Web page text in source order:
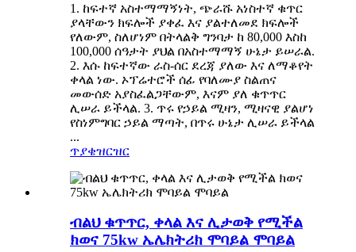
1. ከፍተኛ አስተማማኝነት, ጭራሹ አነስተኛ ቁጥር
ያላቸውን ክፍሎች ያቀፈ እና ያልተለመደ ክፍሎች
የለውም, ስለሆነም በትላልቅ ግንባታ ከ 80,000 እስከ
100,000 ሰዓታት ያህል በአስተማማኝ ሁኔታ ይሠራል.
2. እሱ ከፍተኛው ራስ-ሰር ደረጃ ያለው እና ለማቆየት
ቀላል ነው. ኦፕሬተሮች ሰፊ የባለሙያ ስልጠና
መውሰድ አያስፈልጋቸውም, እናም ያለ ቁጥጥር
ሊሠራ ይችላል. 3. ጥሩ የኃይል ሚዛን, ሚዛናዊ ያልሆነ
የስነምግባር ኃይል ማጣት, በጥሩ ሁኔታ ሊሠራ ይችላል
...
ጥያቄዝርዝር
ብልህ ቁጥጥር, ቀላል እና ሊታወቅ የሚችል
ክወና 75kw ኤሌክትሪክ ሞባይል ሞባይል